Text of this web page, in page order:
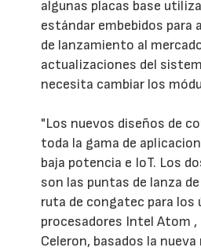
algunas placas base
estándar embebidos para
de lanzamiento al
actualizaciones del
necesita cambiar los
"Los nuevos diseños de
toda la gama de
baja potencia e IoT. Los
son las puntas de lanza
ruta de congatec para los
procesadores Intel Atom
Celeron, basados la